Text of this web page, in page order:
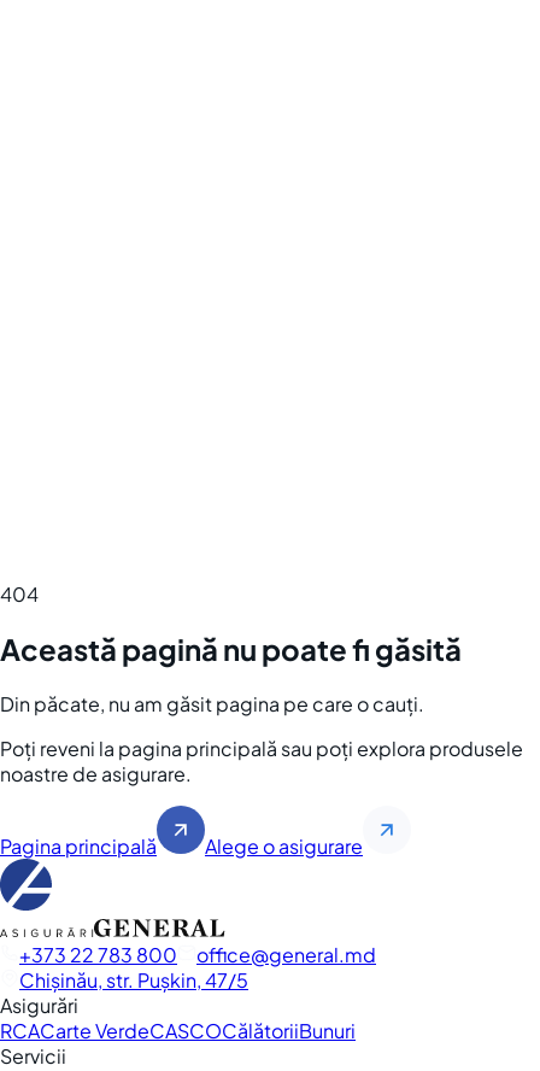
404
Această pagină nu poate fi găsită
Din păcate, nu am găsit pagina pe care o cauți.
Poți reveni la pagina principală sau poți explora produsele
noastre de asigurare.
Pagina principală Alege o asigurare
+373 22 783 800 office
general.md
Chișinău, str. Pușkin, 47/5
Asigurări
RCACarte VerdeCASCOCălătoriiBunuri
Servicii